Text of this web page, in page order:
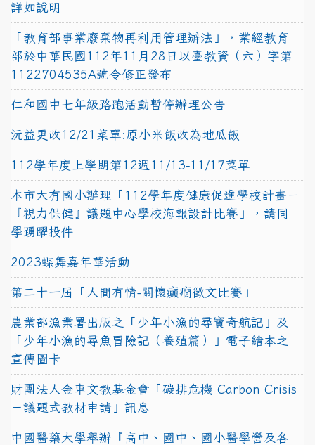
詳如說明
「教育部事業廢棄物再利用管理辦法」，業經教育
部於中華民國112年11月28日以臺教資（六）字第
1122704535A號令修正發布
仁和國中七年級路跑活動暫停辦理公告
沅益更改12/21菜單:原小米飯改為地瓜飯
112學年度上學期第12週11/13-11/17菜單
本市大有國小辦理「112學年度健康促進學校計畫－
『視力保健』議題中心學校海報設計比賽」，請同
學踴躍投件
2023蝶舞嘉年華活動
第二十一屆「人間有情-關懷癲癇徵文比賽」
農業部漁業署出版之「少年小漁的尋寶奇航記」及
「少年小漁的尋魚冒險記（養殖篇）」電子繪本之
宣傳圖卡
財團法人金車文教基金會「碳排危機 Carbon Crisis
－議題式教材申請」訊息
中國醫藥大學舉辦『高中、國中、國小醫學營及各